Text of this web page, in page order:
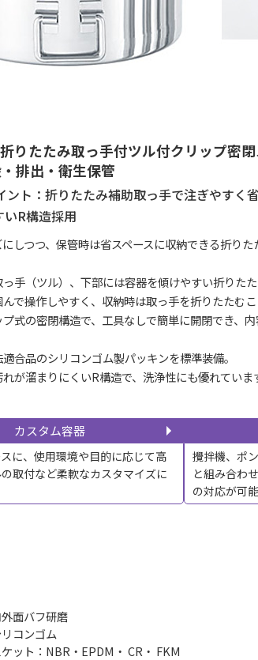
りたたみ取っ手付ツル付クリップ密
排出・衛生保管
ント：折りたたみ補助取っ手で注ぎやすく
R構造採用
しつつ、保管時は省スペースに収納できる折り
っ手（ツル）、下部には容器を傾けやすい折りた
で操作しやすく、収納時は取っ手を折りたたむ
式の密閉構造で、工具なしで簡単に開閉でき、
合品のシリコンゴム製パッキンを標準装備。
が溜まりにくいR構造で、洗浄性にも優れていま
カスタム容器
に、使用環境や目的に応じて高
取付など柔軟なカスタマイズに
攪拌機、ポ
と組み合わ
の対応が可
面バフ研磨
コンゴム
ット：NBR・EPDM・ CR・ FKM